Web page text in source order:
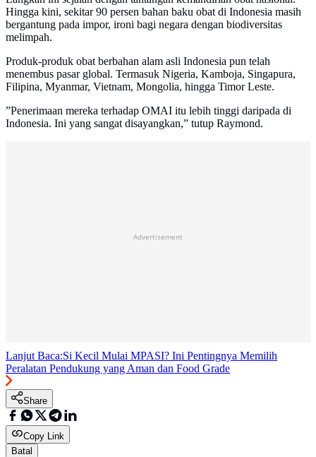
Hingga kini, sekitar 90 persen bahan baku obat di Indonesia masih
bergantung pada impor, ironi bagi negara dengan biodiversitas
melimpah.
Produk-produk obat berbahan alam asli Indonesia pun telah
menembus pasar global. Termasuk Nigeria, Kamboja, Singapura,
Filipina, Myanmar, Vietnam, Mongolia, hingga Timor Leste.
”Penerimaan mereka terhadap OMAI itu lebih tinggi daripada di
Indonesia. Ini yang sangat disayangkan,” tutup Raymond.
Advertisement
Lanjut Baca:Si Kecil Mulai MPASI? Ini Pentingnya Memilih
Peralatan Pendukung yang Aman dan Food Grade
Share
Copy Link
Batal